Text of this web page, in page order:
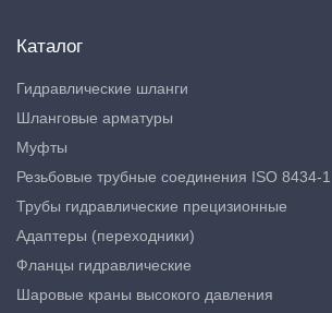
Каталог
Гидравлические шланги
Шланговые арматуры
Муфты
Резьбовые трубные соединения ISO 8434-1
Трубы гидравлические прецизионные
Адаптеры (переходники)
Фланцы гидравлические
Шаровые краны высокого давления